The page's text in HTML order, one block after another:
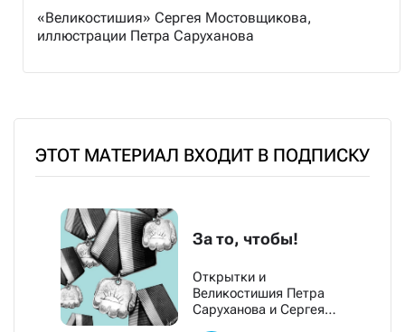
«Великостишия» Сергея Мостовщикова,
иллюстрации Петра Саруханова
ЭТОТ МАТЕРИАЛ ВХОДИТ В ПОДПИСКУ
За то, чтобы!
Открытки и
Великостишия Петра
Саруханова и Сергея